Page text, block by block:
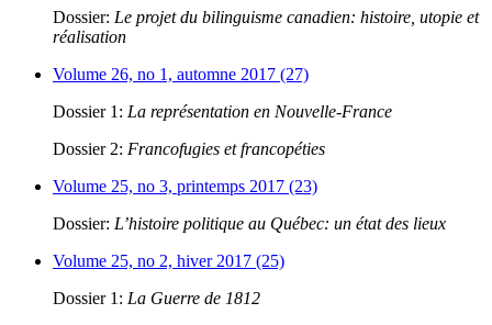
Dossier: Le projet du bilinguisme canadien: histoire, utopie et
réalisation
Volume 26, no 1, automne 2017 (27)
Dossier 1: La représentation en Nouvelle-France
Dossier 2: Francofugies et francopéties
Volume 25, no 3, printemps 2017 (23)
Dossier: L’histoire politique au Québec: un état des lieux
Volume 25, no 2, hiver 2017 (25)
Dossier 1: La Guerre de 1812